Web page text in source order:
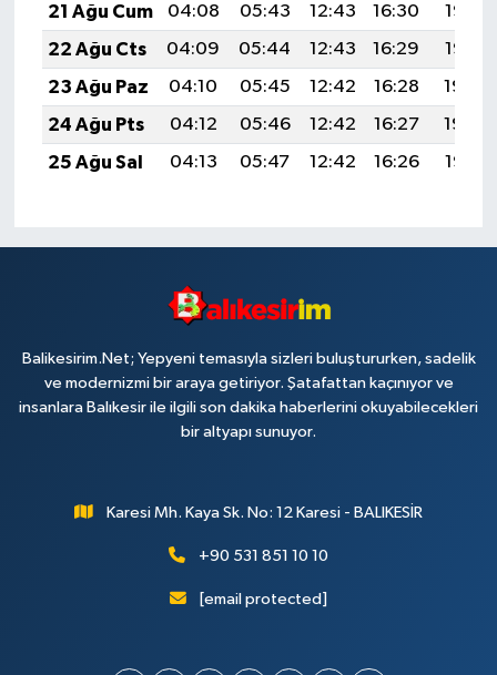
21 Ağu Cum
04:08 05:43 12:43 16:30
19:33
22 Ağu Cts
04:09 05:44 12:43 16:29
19:32
23 Ağu Paz
04:10 05:45 12:42 16:28
19:30
24 Ağu Pts
04:12 05:46 12:42 16:27
19:29
25 Ağu Sal
04:13 05:47 12:42 16:26 19:27
Balikesirim.Net; Yepyeni temasıyla sizleri buluştururken, sadelik
ve modernizmi bir araya getiriyor. Şatafattan kaçınıyor ve
insanlara Balıkesir ile ilgili son dakika haberlerini okuyabilecekleri
bir altyapı sunuyor.
Karesi Mh. Kaya Sk. No: 12 Karesi - BALIKESİR
+90 531 851 10 10
[email protected]